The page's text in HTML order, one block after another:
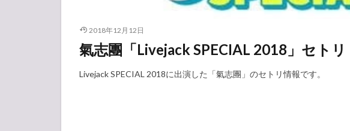
2018年12月12日
氣志團「Livejack SPECIAL 2018」セトリ
Livejack SPECIAL 2018に出演した「氣志團」のセトリ情報です。